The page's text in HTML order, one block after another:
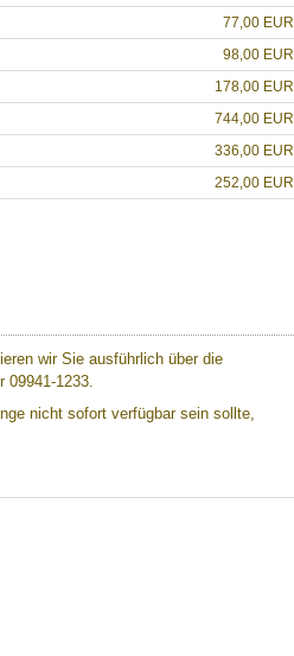
77,00 EUR
98,00 EUR
178,00 EUR
744,00 EUR
336,00 EUR
252,00 EUR
wir Sie ausführlich über die
09941-1233.
nicht sofort verfügbar sein sollte,